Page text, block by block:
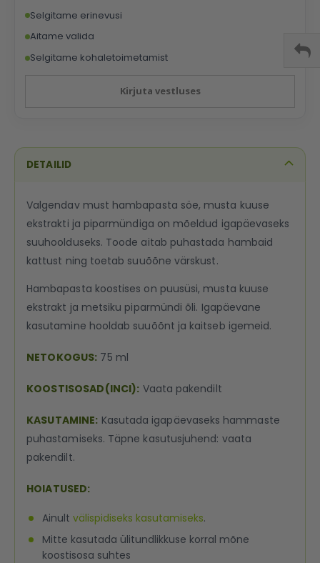
Selgitame erinevusi
Aitame valida
Selgitame kohaletoimetamist
Kirjuta vestluses
DETAILID
Valgendav must hambapasta söe, musta kuuse
ekstrakti ja piparmündiga on mõeldud igapäevaseks
suuhoolduseks. Toode aitab puhastada hambaid
kattust ning toetab suuõõne värskust.
Hambapasta koostises on puusüsi, musta kuuse
ekstrakt ja metsiku piparmündi õli. Igapäevane
kasutamine hooldab suuõõnt ja kaitseb igemeid.
NETOKOGUS: 75 ml
KOOSTISOSAD(INCI): Vaata pakendilt
KASUTAMINE: Kasutada igapäevaseks hammaste
puhastamiseks. Täpne kasutusjuhend: vaata
pakendilt.
HOIATUSED:
Ainult välispidiseks kasutamiseks.
Mitte kasutada ülitundlikkuse korral mõne
koostisosa suhtes